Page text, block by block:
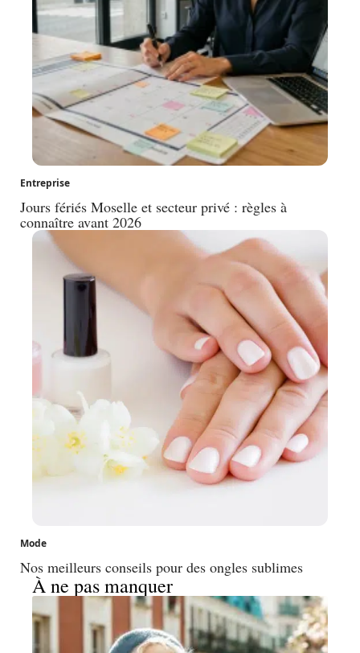
Entreprise
Jours fériés Moselle et secteur privé : règles à
connaître avant 2026
Mode
Nos meilleurs conseils pour des ongles sublimes
À ne pas manquer